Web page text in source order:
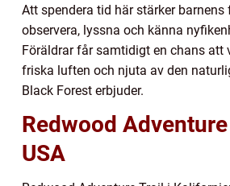
Att spendera tid här stärker
observera, lyssna och känna
Föräldrar får samtidigt en chans att
friska luften och njuta av den
Black Forest erbjuder.
Redwood
USA